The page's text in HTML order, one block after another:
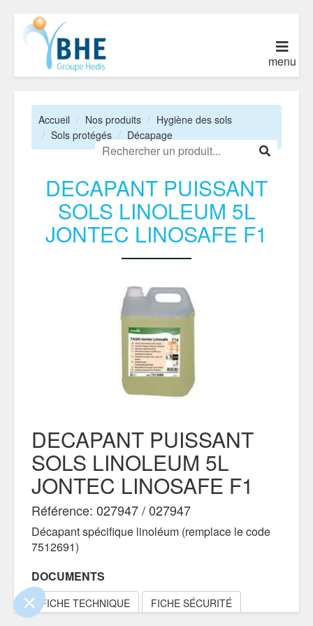
le contenu de ce site vous intéresse
certifiés par
Je choisis OK pour moi
menu
Accueil Nos produits
Hygiène des sols
Sols protégés
Décapage
DECAPANT PUISSANT
SOLS LINOLEUM 5L
JONTEC LINOSAFE F1
DECAPANT PUISSANT
SOLS LINOLEUM 5L
JONTEC LINOSAFE F1
Référence: 027947 / 027947
Décapant spécifique linoléum (remplace le code
7512691)
DOCUMENTS
FICHE TECHNIQUE FICHE SÉCURITÉ